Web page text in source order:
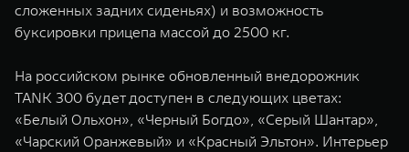
сложенных задних сиденьях) и возможность
буксировки прицепа массой до 2500 кг.
На российском рынке обновленный внедорожник
TANK 300 будет доступен в следующих цветах:
«Белый Ольхон», «Черный Богдо», «Серый Шантар»,
«Чарский Оранжевый» и «Красный Эльтон». Интерьер